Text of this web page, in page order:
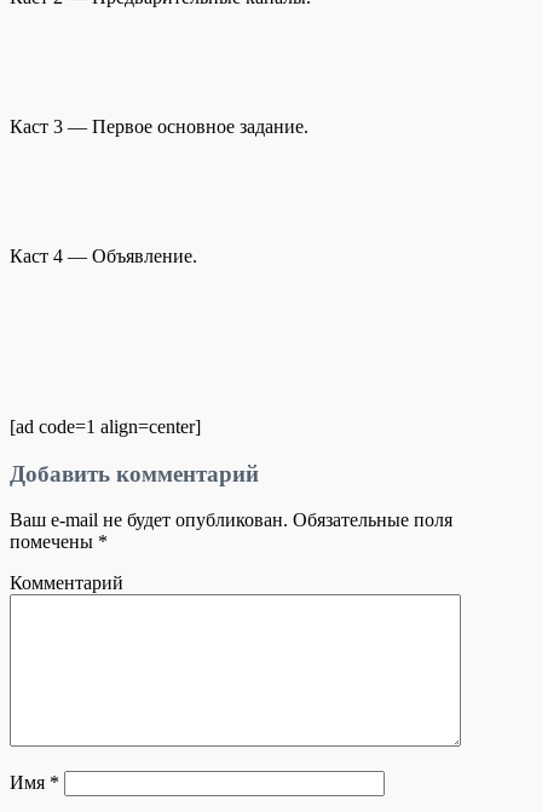
Каст 3 — Первое основное задание.
Каст 4 — Объявление.
[ad code=1 align=center]
Добавить комментарий
Ваш e-mail не будет опубликован. Обязательные поля
помечены *
Комментарий
Имя *